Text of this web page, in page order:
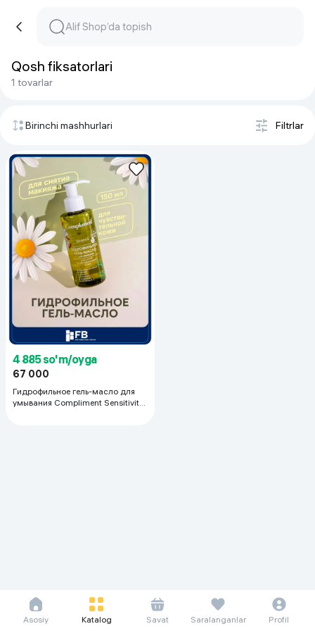
Qosh fiksatorlari
1 tovarlar
Birinchi mashhurlari Filtrlar
4 885 so'm/oyga
67 000
Гидрофильное гель-масло для
умывания Compliment Sensitivity,
Asosiy Katalog Savat Saralanganlar Profil